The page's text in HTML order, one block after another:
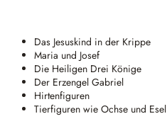
Das Jesuskind in der Krippe
Maria und Josef
Die Heiligen Drei Könige
Der Erzengel Gabriel
Hirtenfiguren
Tierfiguren wie Ochse und Esel